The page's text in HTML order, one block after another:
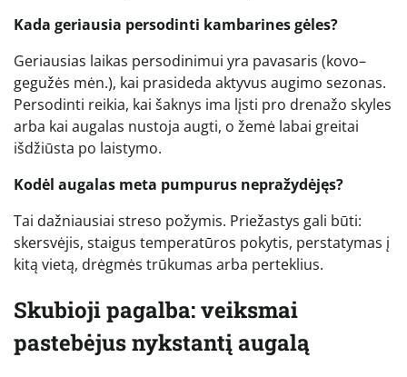
Kada geriausia persodinti kambarines gėles?
Geriausias laikas persodinimui yra pavasaris (kovo–
gegužės mėn.), kai prasideda aktyvus augimo sezonas.
Persodinti reikia, kai šaknys ima lįsti pro drenažo skyles
arba kai augalas nustoja augti, o žemė labai greitai
išdžiūsta po laistymo.
Kodėl augalas meta pumpurus nepražydėjęs?
Tai dažniausiai streso požymis. Priežastys gali būti:
skersvėjis, staigus temperatūros pokytis, perstatymas į
kitą vietą, drėgmės trūkumas arba perteklius.
Skubioji pagalba: veiksmai
pastebėjus nykstantį augalą